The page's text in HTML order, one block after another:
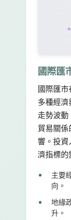
國際匯
國際匯市
多種經
走勢波
貿易關
響。投
濟指標的
主要
向。
地緣
升。